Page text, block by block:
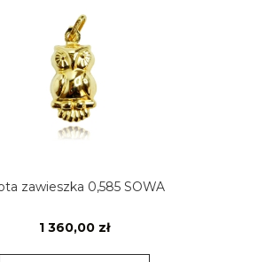
zawieszka 0,585 SOWA
1 360,00 zł